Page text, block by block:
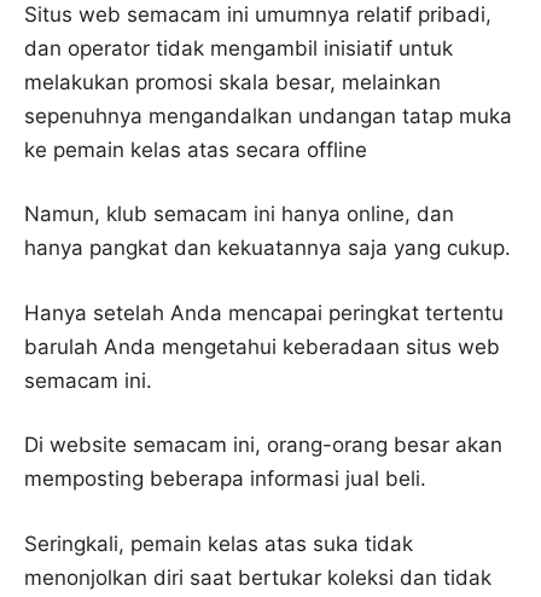
Situs web semacam ini umumnya relatif pribadi,
dan operator tidak mengambil inisiatif untuk
melakukan promosi skala besar, melainkan
sepenuhnya mengandalkan undangan tatap muka
ke pemain kelas atas secara offline
Namun, klub semacam ini hanya online, dan
hanya pangkat dan kekuatannya saja yang cukup.
Hanya setelah Anda mencapai peringkat tertentu
barulah Anda mengetahui keberadaan situs web
semacam ini.
Di website semacam ini, orang-orang besar akan
memposting beberapa informasi jual beli.
Seringkali, pemain kelas atas suka tidak
menonjolkan diri saat bertukar koleksi dan tidak